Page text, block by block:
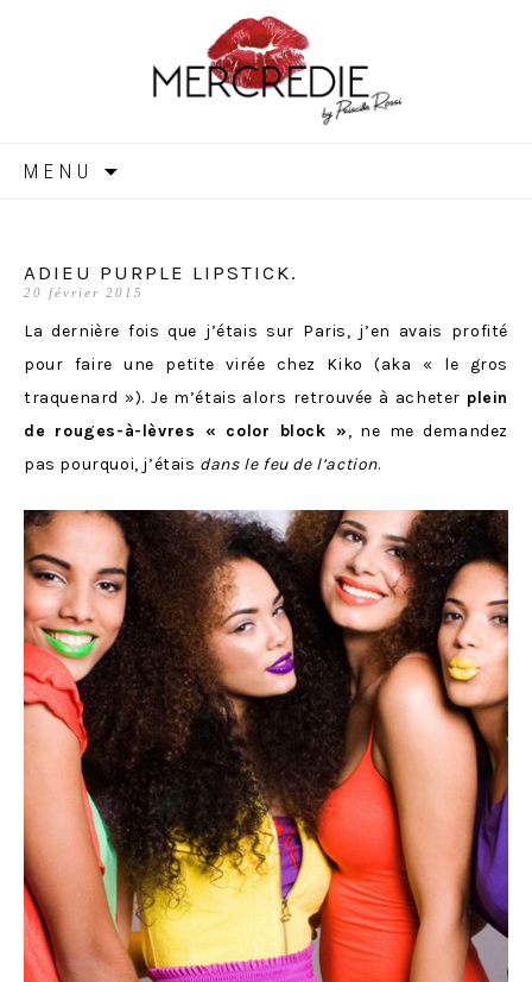
MERCREDIE
MENU
ADIEU PURPLE LIPSTICK.
20 février 2015
La dernière fois que j’étais sur Paris, j’en avais profité
pour faire une petite virée chez Kiko (aka « le gros
traquenard »). Je m’étais alors retrouvée à acheter plein
de rouges-à-lèvres « color block », ne me demandez
pas pourquoi, j’étais dans le feu de l’action.